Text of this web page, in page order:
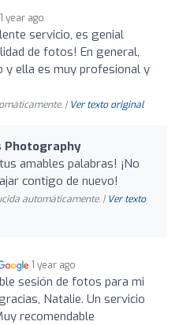
1 year ago
servicio, es genial
de fotos! En general,
ella es muy profesional y
| Ver texto original
Photography
amables palabras! ¡No
contigo de nuevo!
automáticamente. | Ver texto
1 year ago
sesión de fotos para mi
Natalie. Un servicio
recomendable